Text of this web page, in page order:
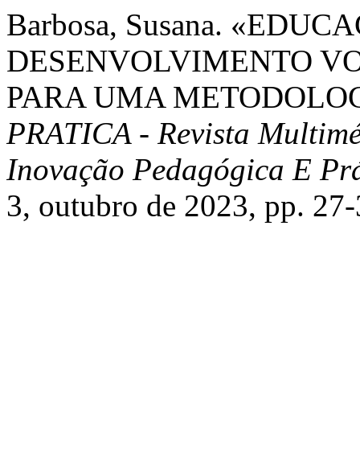
Barbosa, Susana.
DESENVOLVIMENTO
PARA UMA
PRATICA - Revista
Inovação Pedagógica E
3, outubro de 2023, pp.